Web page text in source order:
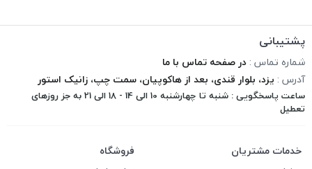
پشتیبانی
شماره تماس : در صفحه تماس با ما
آدرس : یزد، بلوار قندی، بعد از هاکوپیان، سمت چپ، زانیک استور
ساعت پاسخگویی : شنبه تا چهارشنبه 10 الی 14 - 18 الی 21 به جز روزهای
تعطیل
خدمات مشتریان فروشگاه